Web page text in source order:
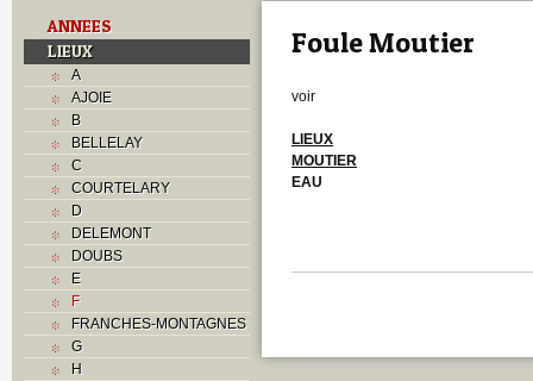
ANNEES
LIEUX
A
AJOIE
B
BELLELAY
C
COURTELARY
D
DELEMONT
DOUBS
E
F
FRANCHES-MONTAGNES
G
H
Foule Moutier
voir
LIEUX
MOUTIER
EAU